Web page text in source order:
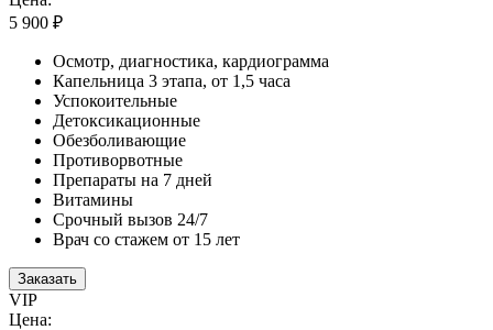
5 900 ₽
Осмотр, диагностика, кардиограмма
Капельница 3 этапа, от 1,5 часа
Успокоительные
Детоксикационные
Обезболивающие
Противорвотные
Препараты на 7 дней
Витамины
Срочный вызов 24/7
Врач со стажем от 15 лет
Заказать
VIP
Цена: